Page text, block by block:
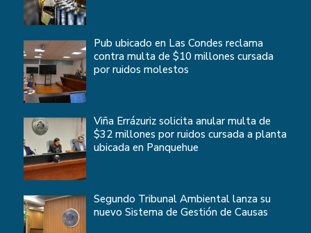
Pub ubicado en Las Condes reclama
contra multa de $10 millones cursada
por ruidos molestos
Viña Errázuriz solicita anular multa de
$32 millones por ruidos cursada a planta
ubicada en Panquehue
Segundo Tribunal Ambiental lanza su
nuevo Sistema de Gestión de Causas